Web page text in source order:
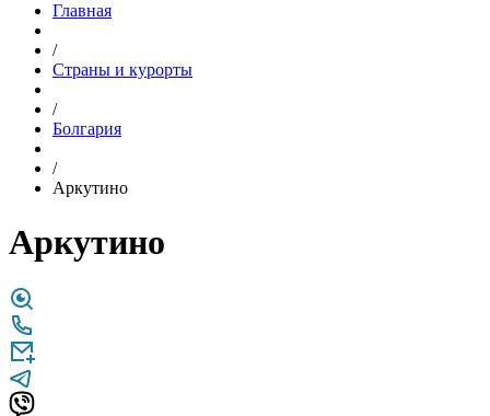
Главная
/
Страны и курорты
/
Болгария
/
Аркутино
Аркутино